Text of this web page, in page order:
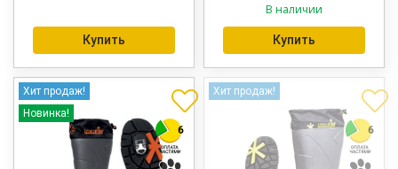
Купить
из 5
В наличии
Купить
Хит продаж!
Новинка!
Хит продаж!